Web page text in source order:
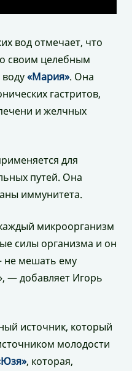
вод отмечает, что
своим целебным
«Мария». Она
гастритов,
и желчных
для
путей. Она
иммунитета.
микроорганизм
силы организма и он
не мешать ему
— добавляет Игорь
источник, который
молодости
, которая,